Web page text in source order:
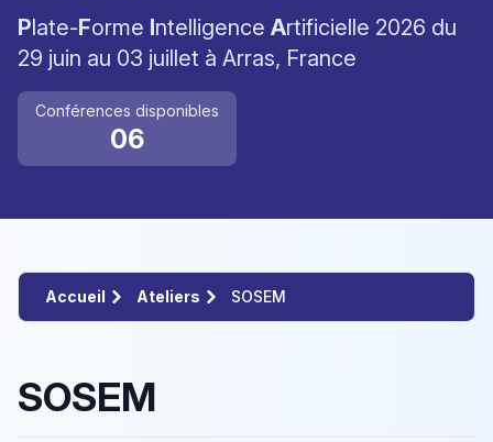
Plate-Forme Intelligence Artificielle 2026 du
29 juin au 03 juillet à Arras, France
Conférences disponibles
06
Accueil Ateliers SOSEM
SOSEM